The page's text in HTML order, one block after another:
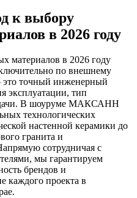
к выбору
в 2026 году
материалов в 2026 году
по внешнему
точный инженерный
эксплуатации, тип
В шоуруме МАКСАНН
технологических
настенной керамики до
гранита и
сотрудничая с
мы гарантируем
брендов и
каждого проекта в